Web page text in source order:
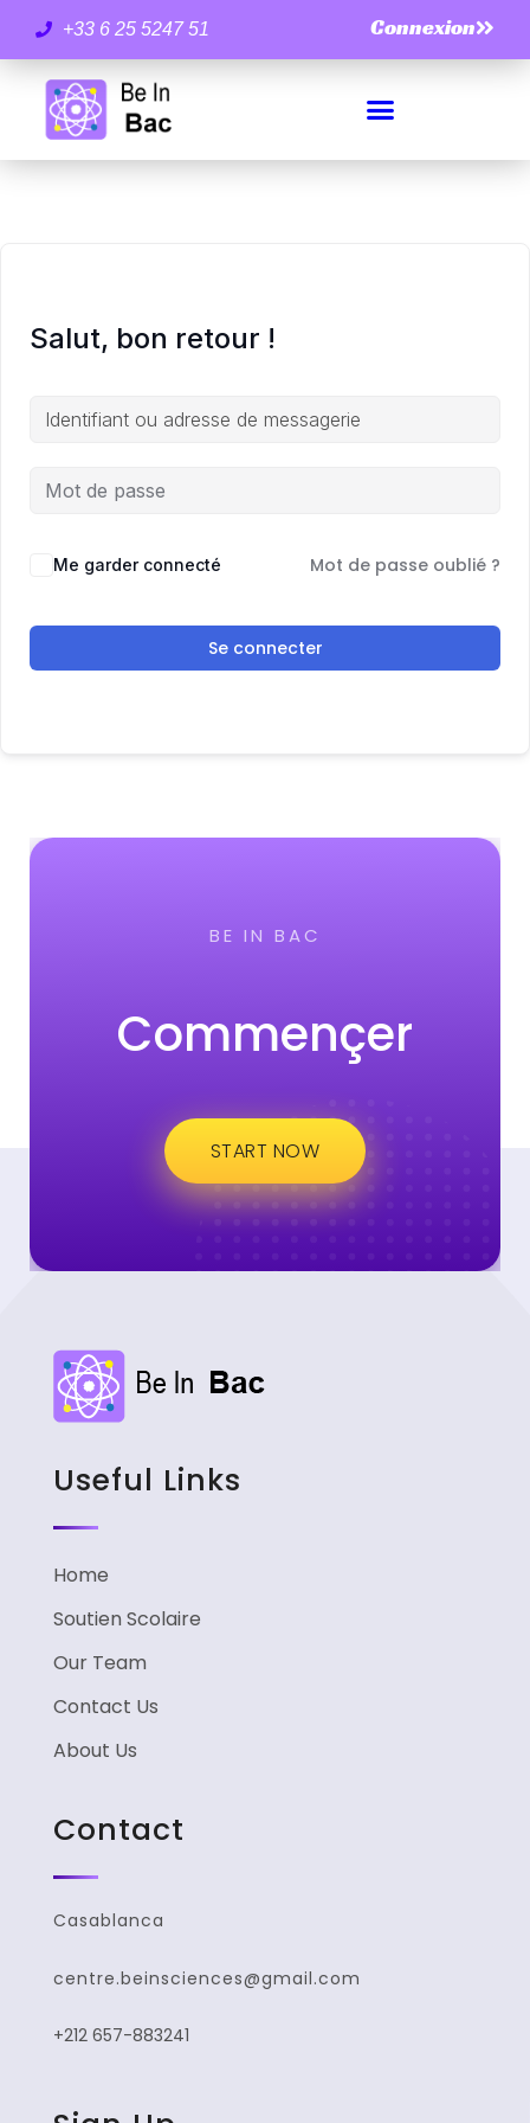
+33 6 25 5247 51 Connexion
Salut, bon retour !
Me garder connecté Mot de passe oublié ?
Se connecter
BE IN BAC
Commençer
START NOW
Useful Links
Home
Soutien Scolaire
Our Team
Contact Us
About Us
Contact
Casablanca
centre.beinsciences@gmail.com
+212 657-883241